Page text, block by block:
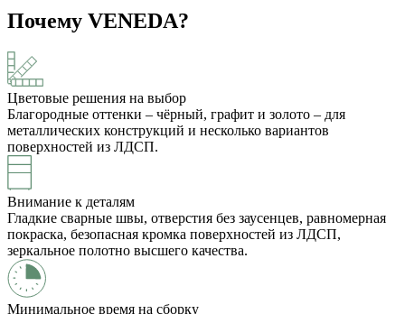
Почему VENEDA?
Цветовые решения на выбор
Благородные оттенки – чёрный, графит и золото – для
металлических конструкций и несколько вариантов
поверхностей из ЛДСП.
Внимание к деталям
Гладкие сварные швы, отверстия без заусенцев, равномерная
покраска, безопасная кромка поверхностей из ЛДСП,
зеркальное полотно высшего качества.
Минимальное время на сборку